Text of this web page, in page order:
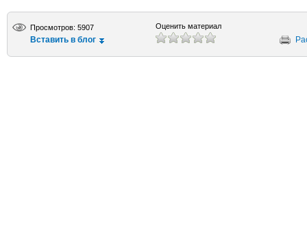
Просмотров: 5907
Вставить в блог
Оценить материал